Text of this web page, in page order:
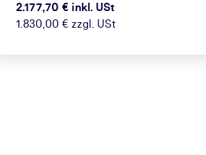
2.177,70 € inkl. USt
1.830,00 € zzgl. USt